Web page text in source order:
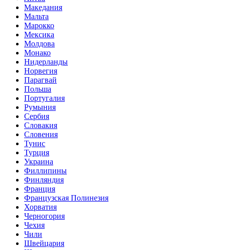
Македания
Мальта
Марокко
Мексика
Молдова
Монако
Нидерланды
Норвегия
Парагвай
Польша
Португалия
Румыния
Сербия
Словакия
Словения
Тунис
Турция
Украина
Филлипины
Финляндия
Франция
Французская Полинезия
Хорватия
Черногория
Чехия
Чили
Швейцария